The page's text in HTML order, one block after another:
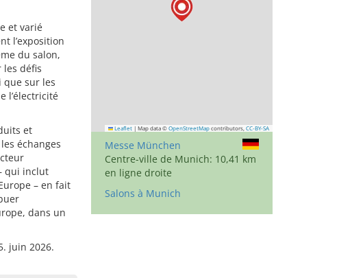
et varié
l’exposition
du salon,
les défis
que sur les
l’électricité
et
échanges
qui inclut
– en fait
dans un
juin 2026.
Leaflet | Map data © OpenStreetMap contributors, CC-BY-SA
Messe München
Centre-ville de Munich: 10,41 km
en ligne droite
Salons à Munich